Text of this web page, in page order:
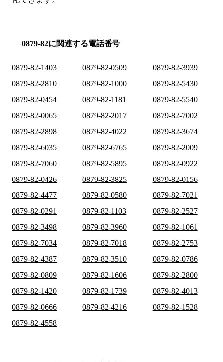
0879-82に関連する電話番号
0879-82-1403 0879-82-0509
0879-82-3939
0879-82-2810
0879-82-1000
0879-82-5430
0879-82-0454
0879-82-1181
0879-82-5540
0879-82-0065
0879-82-2017
0879-82-7002
0879-82-2898
0879-82-4022
0879-82-3674
0879-82-6035
0879-82-6765
0879-82-2009
0879-82-7060
0879-82-5895
0879-82-0922
0879-82-0426
0879-82-3825
0879-82-0156
0879-82-4477
0879-82-0580
0879-82-7021
0879-82-0291
0879-82-1103
0879-82-2527
0879-82-3498
0879-82-3960
0879-82-1061
0879-82-7034
0879-82-7018
0879-82-2753
0879-82-4387
0879-82-3510
0879-82-0786
0879-82-0809
0879-82-1606
0879-82-2800
0879-82-1420
0879-82-1739
0879-82-4013
0879-82-0666
0879-82-4216
0879-82-1528
0879-82-4558